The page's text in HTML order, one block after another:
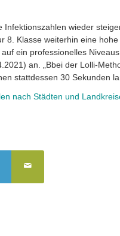
Infektionszahlen wieder
8. Klasse weiterhin eine
ein professionelles
an. „Bbei der Lolli-
stattdessen 30 Sekunden
nach Städten und